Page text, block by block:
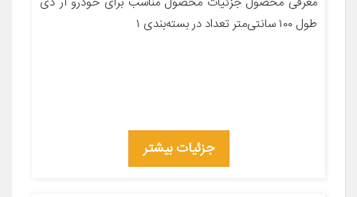
طول ۱۰۰ سانتی‌متر تعداد در بسته‌بندی ۱
جزئیات بیشتر